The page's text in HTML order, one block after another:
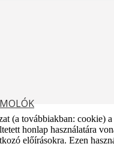
(a továbbiakban:
honlap használatára
előírásokra. Ezen